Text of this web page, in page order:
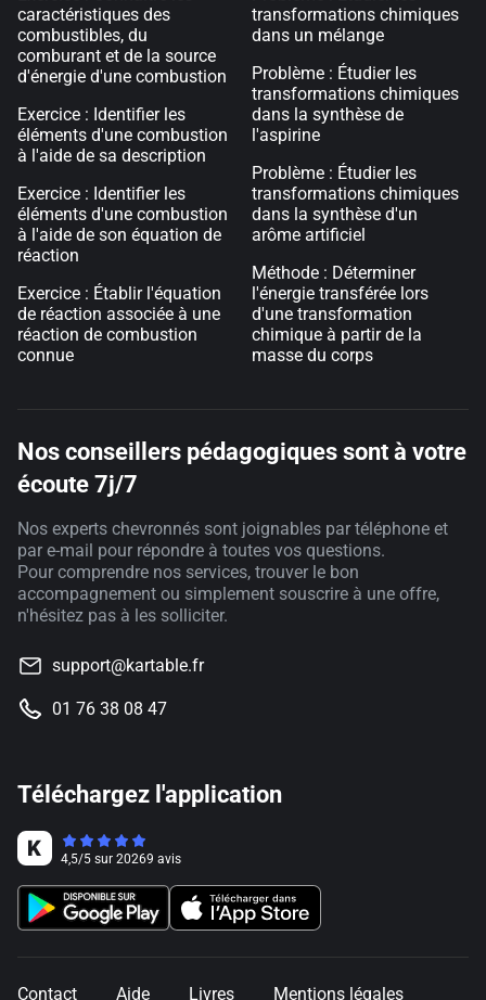
caractéristiques des
combustibles, du
comburant et de la source
d'énergie d'une combustion
Exercice : Identifier les
éléments d'une combustion
à l'aide de sa description
Exercice : Identifier les
éléments d'une combustion
à l'aide de son équation de
réaction
Exercice : Établir l'équation
de réaction associée à une
réaction de combustion
connue
transformations chimiques
dans un mélange
Problème : Étudier les
transformations chimiques
dans la synthèse de
l'aspirine
Problème : Étudier les
transformations chimiques
dans la synthèse d'un
arôme artificiel
Méthode : Déterminer
l'énergie transférée lors
d'une transformation
chimique à partir de la
masse du corps
Nos conseillers pédagogiques sont à votre
écoute 7j/7
Nos experts chevronnés sont joignables par téléphone et
par e-mail pour répondre à toutes vos questions.
Pour comprendre nos services, trouver le bon
accompagnement ou simplement souscrire à une offre,
n'hésitez pas à les solliciter.
support@kartable.fr
01 76 38 08 47
Téléchargez l'application
4,5/5 sur 20269 avis
Contact Aide Livres Mentions légales